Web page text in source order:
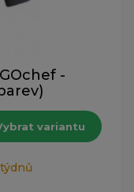
-
variantu